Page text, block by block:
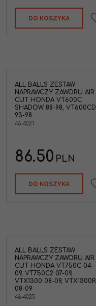
DO KOSZYKA
ALL BALLS ZESTAW
NAPRAWCZY ZAWORU AIR
CUT HONDA VT600C
SHADOW 88-98, VT600CD
93-98
46-4021
86.50 PLN
DO KOSZYKA
ALL BALLS ZESTAW
NAPRAWCZY ZAWORU AIR
CUT HONDA VT750C 04-
09, VT750C2 07-09,
VTX1300 08-09, VTX1300R
08-09
46-4025